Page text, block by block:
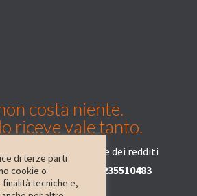
costa niente.
riceve vale tanto.
sulla tua dichiarazione dei redditi
delcodice fiscale 05235510483
di terze parti
cookie o
tecniche e,